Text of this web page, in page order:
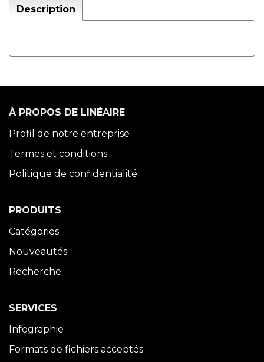
Description
À PROPOS DE LINÉAIRE
Profil de notre entreprise
Termes et conditions
Politique de confidentialité
PRODUITS
Catégories
Nouveautés
Recherche
SERVICES
Infographie
Formats de fichiers acceptés